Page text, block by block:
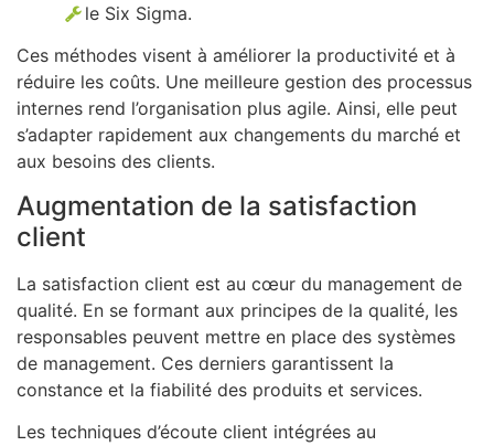
le Six Sigma.
Ces méthodes visent à améliorer la productivité et à
réduire les coûts. Une meilleure gestion des processus
internes rend l’organisation plus agile. Ainsi, elle peut
s’adapter rapidement aux changements du marché et
aux besoins des clients.
Augmentation de la satisfaction
client
La satisfaction client est au cœur du management de
qualité. En se formant aux principes de la qualité, les
responsables peuvent mettre en place des systèmes
de management. Ces derniers garantissent la
constance et la fiabilité des produits et services.
Les techniques d’écoute client intégrées au